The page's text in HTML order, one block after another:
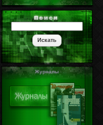
Журналы